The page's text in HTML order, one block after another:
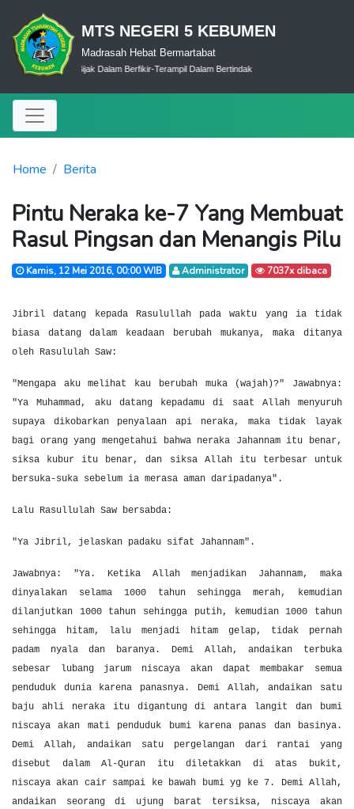
MTS NEGERI 5 KEBUMEN
Madrasah Hebat Bermartabat
Ibadah-Bijak Dalam Berfikir-Terampil Dalam Bertindak
Home Berita
Pintu Neraka ke-7 Yang Membuat
Rasul Pingsan dan Menangis Pilu
Kamis, 12 Mei 2016, 00:00 WIB Administrator 7037x dibaca
Jibril datang kepada Rasulullah pada waktu yang ia tidak
biasa datang dalam keadaan berubah mukanya, maka ditanya
oleh Rasululah Saw:
"Mengapa aku melihat kau berubah muka (wajah)?" Jawabnya:
"Ya Muhammad, aku datang kepadamu di saat Allah menyuruh
supaya dikobarkan penyalaan api neraka, maka tidak layak
bagi orang yang mengetahui bahwa neraka Jahannam itu benar,
siksa kubur itu benar, dan siksa Allah itu terbesar untuk
bersuka-suka sebelum ia merasa aman daripadanya".
Lalu Rasullulah Saw bersabda:
"Ya Jibril, jelaskan padaku sifat Jahannam".
Jawabnya: "Ya. Ketika Allah menjadikan Jahannam, maka
dinyalakan selama 1000 tahun sehingga merah, kemudian
dilanjutkan 1000 tahun sehingga putih, kemudian 1000 tahun
sehingga hitam, lalu menjadi hitam gelap, tidak pernah
padam nyala dan baranya. Demi Allah, andaikan terbuka
sebesar lubang jarum niscaya akan dapat membakar semua
penduduk dunia karena panasnya. Demi Allah, andaikan satu
baju ahli neraka itu digantung di antara langit dan bumi
niscaya akan mati penduduk bumi karena panas dan basinya.
Demi Allah, andaikan satu pergelangan dari rantai yang
disebut dalam Al-Quran itu diletakkan di atas bukit,
niscaya akan cair sampai ke bawah bumi yg ke 7. Demi Allah,
andaikan seorang di ujung barat tersiksa, niscaya akan